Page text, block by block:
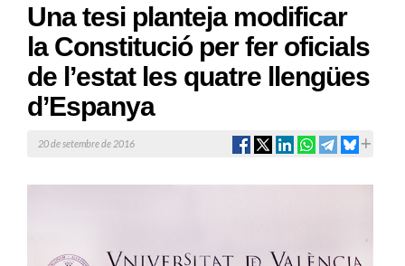
Una tesi planteja modificar
la Constitució per fer oficials
de l’estat les quatre llengües
d’Espanya
20 de setembre de 2016